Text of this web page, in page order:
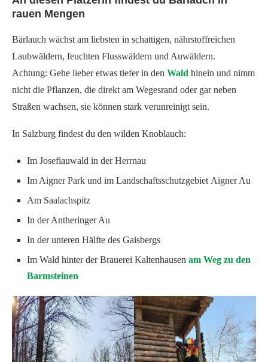
rauen Mengen
Bärlauch wächst am liebsten in schattigen, nährstoffreichen
Laubwäldern, feuchten Flusswäldern und Auwäldern.
Achtung: Gehe lieber etwas tiefer in den Wald hinein und nimm
nicht die Pflanzen, die direkt am Wegesrand oder gar neben
Straßen wachsen, sie können stark verunreinigt sein.
In Salzburg findest du den wilden Knoblauch:
Im Josefiauwald in der Herrnau
Im Aigner Park und im Landschaftsschutzgebiet Aigner Au
Am Saalachspitz
In der Antheringer Au
In der unteren Hälfte des Gaisbergs
Im Wald hinter der Brauerei Kaltenhausen am Weg zu den
Barmsteinen